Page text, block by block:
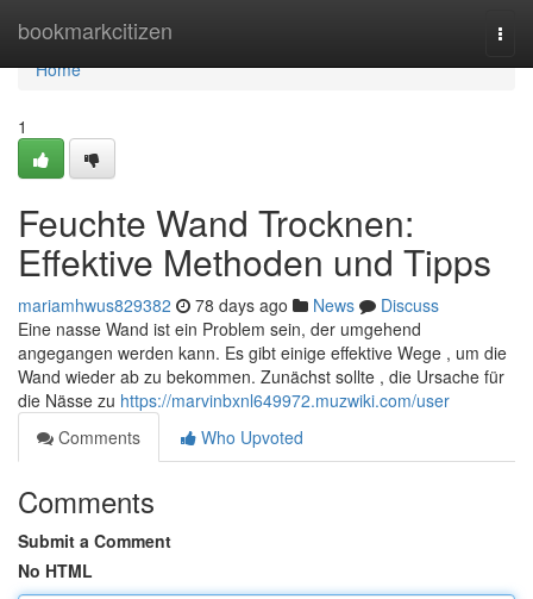
bookmarkcitizen
Home
Home
1
Feuchte Wand Trocknen:
Effektive Methoden und Tipps
mariamhwus829382 78 days ago News
Discuss
Eine nasse Wand ist ein Problem sein, der umgehend
angegangen werden kann. Es gibt einige effektive Wege , um die
Wand wieder ab zu bekommen. Zunächst sollte , die Ursache für
die Nässe zu https://marvinbxnl649972.muzwiki.com/user
Comments
Who Upvoted
Comments
Submit a Comment
No HTML